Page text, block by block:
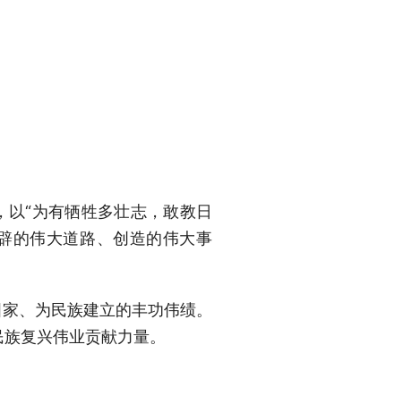
“为有牺牲多壮志，敢教日
的伟大道路、创造的伟大事
为民族建立的丰功伟绩。
复兴伟业贡献力量。